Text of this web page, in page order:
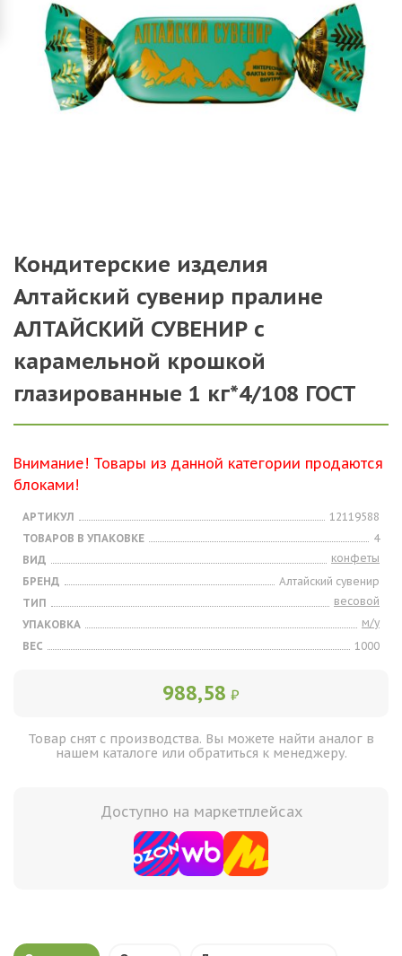
Кондитерские изделия
Алтайский сувенир пралине
АЛТАЙСКИЙ СУВЕНИР с
карамельной крошкой
глазированные 1 кг*4/108 ГОСТ
Внимание! Товары из данной категории продаются
блоками!
АРТИКУЛ
12119588
ТОВАРОВ В УПАКОВКЕ
4
ВИД
конфеты
БРЕНД
Алтайский сувенир
ТИП
весовой
УПАКОВКА
м/у
ВЕС
1000
988,58 ₽
Товар снят с производства. Вы можете найти аналог в
нашем каталоге или обратиться к менеджеру.
Доступно на маркетплейсах